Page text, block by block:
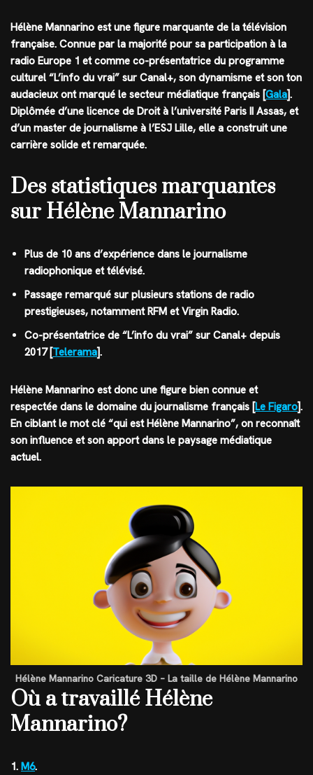
Hélène Mannarino est une figure marquante de la télévision
française. Connue par la majorité pour sa participation à la
radio Europe 1 et comme co-présentatrice du programme
culturel “L’info du vrai” sur Canal+, son dynamisme et son ton
audacieux ont marqué le secteur médiatique français [Gala].
Diplômée d’une licence de Droit à l’université Paris II Assas, et
d’un master de journalisme à l’ESJ Lille, elle a construit une
carrière solide et remarquée.
Des statistiques marquantes
sur Hélène Mannarino
Plus de 10 ans d’expérience dans le journalisme
radiophonique et télévisé.
Passage remarqué sur plusieurs stations de radio
prestigieuses, notamment RFM et Virgin Radio.
Co-présentatrice de “L’info du vrai” sur Canal+ depuis
2017 [Telerama].
Hélène Mannarino est donc une figure bien connue et
respectée dans le domaine du journalisme français [Le Figaro].
En ciblant le mot clé “qui est Hélène Mannarino”, on reconnaît
son influence et son apport dans le paysage médiatique
actuel.
Hélène Mannarino Caricature 3D – La taille de Hélène Mannarino
Où a travaillé Hélène
Mannarino?
1. M6.